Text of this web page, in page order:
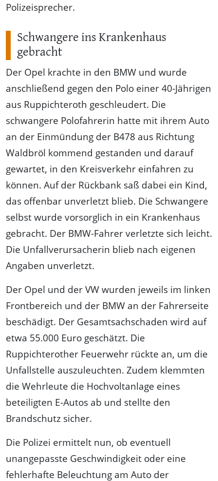
Polizeisprecher.
Schwangere ins Krankenhaus
gebracht
Der Opel krachte in den BMW und wurde
anschließend gegen den Polo einer 40-Jährigen
aus Ruppichteroth geschleudert. Die
schwangere Polofahrerin hatte mit ihrem Auto
an der Einmündung der B478 aus Richtung
Waldbröl kommend gestanden und darauf
gewartet, in den Kreisverkehr einfahren zu
können. Auf der Rückbank saß dabei ein Kind,
das offenbar unverletzt blieb. Die Schwangere
selbst wurde vorsorglich in ein Krankenhaus
gebracht. Der BMW-Fahrer verletzte sich leicht.
Die Unfallverursacherin blieb nach eigenen
Angaben unverletzt.
Der Opel und der VW wurden jeweils im linken
Frontbereich und der BMW an der Fahrerseite
beschädigt. Der Gesamtsachschaden wird auf
etwa 55.000 Euro geschätzt. Die
Ruppichterother Feuerwehr rückte an, um die
Unfallstelle auszuleuchten. Zudem klemmten
die Wehrleute die Hochvoltanlage eines
beteiligten E-Autos ab und stellte den
Brandschutz sicher.
Die Polizei ermittelt nun, ob eventuell
unangepasste Geschwindigkeit oder eine
fehlerhafte Beleuchtung am Auto der